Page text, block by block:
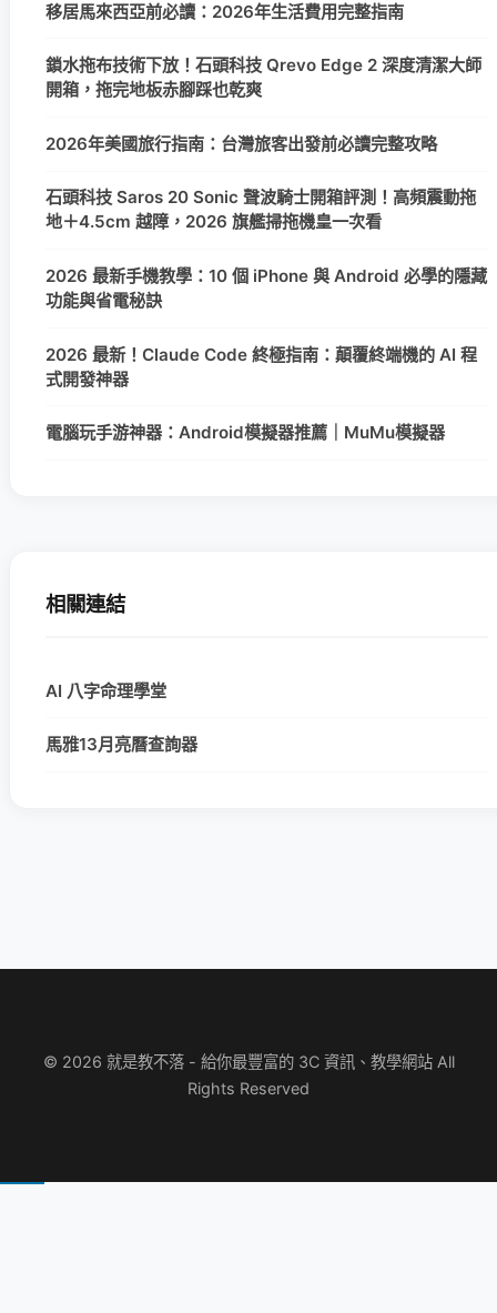
移居馬來西亞前必讀：2026年生活費用完整指南
鎖水拖布技術下放！石頭科技 Qrevo Edge 2 深度清潔大師
開箱，拖完地板赤腳踩也乾爽
2026年美國旅行指南：台灣旅客出發前必讀完整攻略
石頭科技 Saros 20 Sonic 聲波騎士開箱評測！高頻震動拖
地＋4.5cm 越障，2026 旗艦掃拖機皇一次看
2026 最新手機教學：10 個 iPhone 與 Android 必學的隱藏
功能與省電秘訣
2026 最新！Claude Code 終極指南：顛覆終端機的 AI 程
式開發神器
電腦玩手游神器：Android模擬器推薦｜MuMu模擬器
相關連結
AI 八字命理學堂
馬雅13月亮曆查詢器
© 2026 就是教不落 - 給你最豐富的 3C 資訊、教學網站 All
Rights Reserved